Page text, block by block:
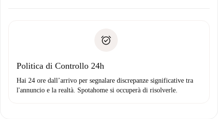
Domiciliazione del pagamento
solo se non segnali problemi.
Politica di Controllo 24h
Hai 24 ore dall’arrivo per segnalare discrepanze significative tra
l'annuncio e la realtà. Spotahome si occuperà di risolverle.